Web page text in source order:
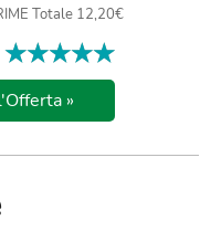
Totale 12,20€
★★★★★
★★★★★
»